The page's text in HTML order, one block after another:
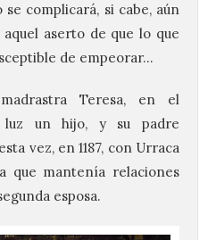
complicará, si cabe, aún
aserto de que lo que
de empeorar…
Teresa, en el
un hijo, y su padre
vez, en 1187, con Urraca
que mantenía relaciones
esposa.